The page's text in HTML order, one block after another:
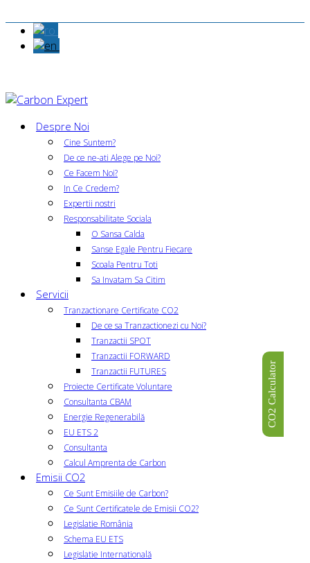
Despre Noi
Cine Suntem?
De ce ne-ati Alege pe Noi?
Ce Facem Noi?
In Ce Credem?
Expertii nostri
Responsabilitate Sociala
O Sansa Calda
Sanse Egale Pentru Fiecare
Scoala Pentru Toti
Sa Invatam Sa Citim
Servicii
Tranzactionare Certificate CO2
De ce sa Tranzactionezi cu Noi?
Tranzactii SPOT
Tranzactii FORWARD
Tranzactii FUTURES
Proiecte Certificate Voluntare
Consultanta CBAM
Energie Regenerabilă
EU ETS 2
Consultanta
Calcul Amprenta de Carbon
Emisii CO2
Ce Sunt Emisiile de Carbon?
Ce Sunt Certificatele de Emisii CO2?
Legislatie România
Schema EU ETS
Legislatie Internatională
CO2 Calculator